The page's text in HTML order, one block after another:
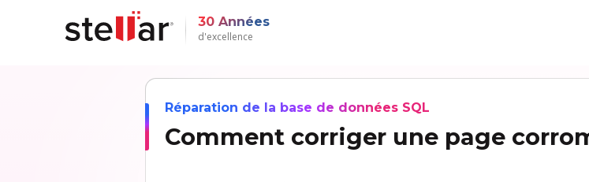
30 Années
d'excellence
Réparation de la base de données SQL
Comment corriger une page